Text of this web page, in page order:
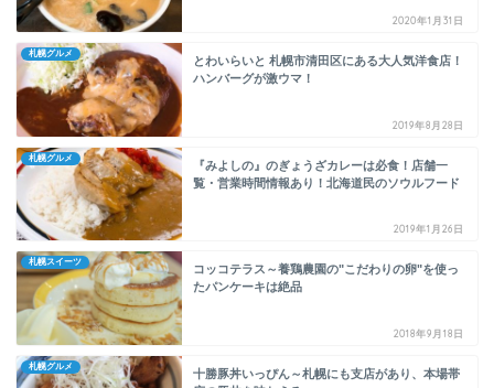
2020年1月31日
札幌グルメ
とわいらいと 札幌市清田区にある大人気洋食店！
ハンバーグが激ウマ！
2019年8月28日
札幌グルメ
『みよしの』のぎょうざカレーは必食！店舗一
覧・営業時間情報あり！北海道民のソウルフード
2019年1月26日
札幌スイーツ
コッコテラス～養鶏農園の"こだわりの卵"を使っ
たパンケーキは絶品
2018年9月18日
札幌グルメ
十勝豚丼いっぴん～札幌にも支店があり、本場帯